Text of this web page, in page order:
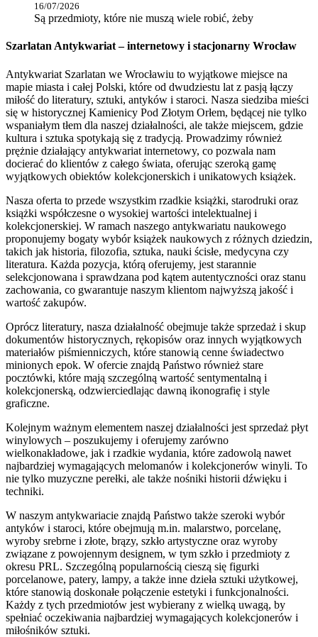
16/07/2026
Są przedmioty, które nie muszą wiele robić, żeby
Szarlatan Antykwariat – internetowy i stacjonarny Wrocław
Antykwariat Szarlatan we Wrocławiu to wyjątkowe miejsce na
mapie miasta i całej Polski, które od dwudziestu lat z pasją łączy
miłość do literatury, sztuki, antyków i staroci. Nasza siedziba mieści
się w historycznej Kamienicy Pod Złotym Orłem, będącej nie tylko
wspaniałym tłem dla naszej działalności, ale także miejscem, gdzie
kultura i sztuka spotykają się z tradycją. Prowadzimy również
prężnie działający antykwariat internetowy, co pozwala nam
docierać do klientów z całego świata, oferując szeroką gamę
wyjątkowych obiektów kolekcjonerskich i unikatowych książek.
Nasza oferta to przede wszystkim rzadkie książki, starodruki oraz
książki współczesne o wysokiej wartości intelektualnej i
kolekcjonerskiej. W ramach naszego antykwariatu naukowego
proponujemy bogaty wybór książek naukowych z różnych dziedzin,
takich jak historia, filozofia, sztuka, nauki ścisłe, medycyna czy
literatura. Każda pozycja, którą oferujemy, jest starannie
selekcjonowana i sprawdzana pod kątem autentyczności oraz stanu
zachowania, co gwarantuje naszym klientom najwyższą jakość i
wartość zakupów.
Oprócz literatury, nasza działalność obejmuje także sprzedaż i skup
dokumentów historycznych, rękopisów oraz innych wyjątkowych
materiałów piśmienniczych, które stanowią cenne świadectwo
minionych epok. W ofercie znajdą Państwo również stare
pocztówki, które mają szczególną wartość sentymentalną i
kolekcjonerską, odzwierciedlając dawną ikonografię i style
graficzne.
Kolejnym ważnym elementem naszej działalności jest sprzedaż płyt
winylowych – poszukujemy i oferujemy zarówno
wielkonakładowe, jak i rzadkie wydania, które zadowolą nawet
najbardziej wymagających melomanów i kolekcjonerów winyli. To
nie tylko muzyczne perełki, ale także nośniki historii dźwięku i
techniki.
W naszym antykwariacie znajdą Państwo także szeroki wybór
antyków i staroci, które obejmują m.in. malarstwo, porcelanę,
wyroby srebrne i złote, brązy, szkło artystyczne oraz wyroby
związane z powojennym designem, w tym szkło i przedmioty z
okresu PRL. Szczególną popularnością cieszą się figurki
porcelanowe, patery, lampy, a także inne dzieła sztuki użytkowej,
które stanowią doskonałe połączenie estetyki i funkcjonalności.
Każdy z tych przedmiotów jest wybierany z wielką uwagą, by
spełniać oczekiwania najbardziej wymagających kolekcjonerów i
miłośników sztuki.